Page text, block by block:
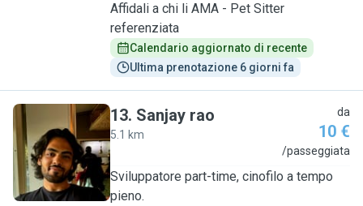
Affidali a chi li AMA - Pet Sitter
referenziata
Calendario aggiornato di recente
Ultima prenotazione 6 giorni fa
S
13. Sanjay rao
5.1 km
da
10 €
/passeggiata
Sviluppatore part-time, cinofilo a tempo
pieno.